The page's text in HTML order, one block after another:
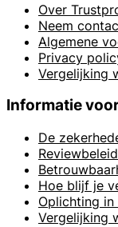
Over
Neem
Algemene
Privacy
Vergelijking
Informatie
De
Reviewbeleid
Hoe blijf je
Oplichting
Vergelijking